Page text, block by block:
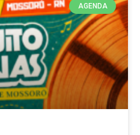
AGENDA